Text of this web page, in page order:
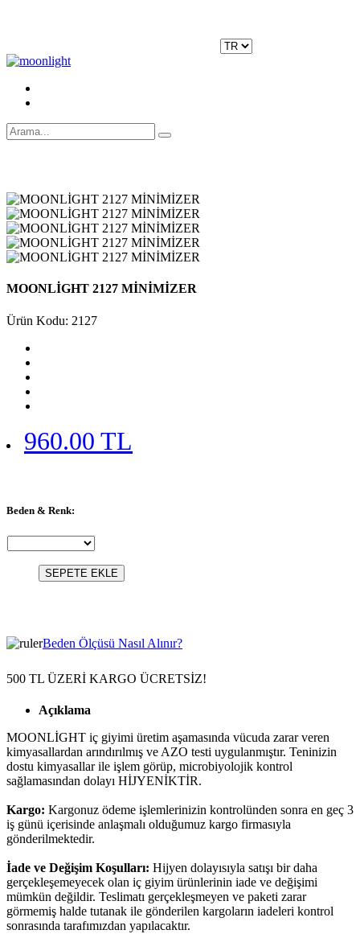
MOONLİGHT 2127 MİNİMİZER
Ürün Kodu: 2127
960.00 TL
Beden & Renk:
SEPETE EKLE
Beden Ölçüsü Nasıl Alınır?
500 TL ÜZERİ KARGO ÜCRETSİZ!
Açıklama
MOONLİGHT iç giyimi üretim aşamasında vücuda zarar veren
kimyasallardan arındırılmış ve AZO testi uygulanmıştır. Teninizin
dostu kimyasallar ile işlem görüp, microbiyolojik kontrol
sağlamasından dolayı HİJYENİKTİR.
Kargo: Kargonuz ödeme işlemlerinizin kontrolünden sonra en geç 3
iş günü içerisinde anlaşmalı olduğumuz kargo firmasıyla
gönderilmektedir.
İade ve Değişim Koşulları: Hijyen dolayısıyla satışı bir daha
gerçekleşemeyecek olan iç giyim ürünlerinin iade ve değişimi
mümkün değildir. Teslimatı gerçekleşmeyen ve paketi zarar
görmemiş halde tutanak ile gönderilen kargoların iadeleri kontrol
sonrasında tarafımızdan yapılacaktır.